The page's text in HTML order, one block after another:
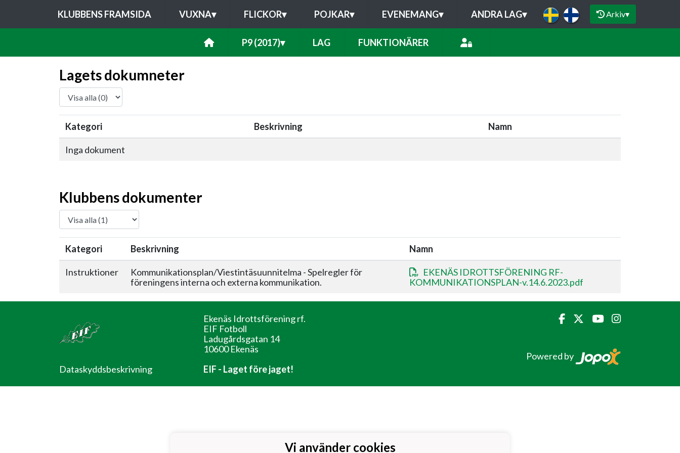
KLUBBENS FRAMSIDA VUXNA▾ FLICKOR▾ POJKAR▾ EVENEMANG▾ ANDRA LAG▾ Arkiv▾
P9 (2017)▾ LAG FUNKTIONÄRER
Lagets dokumneter
Kategori Beskrivning Namn
Inga dokument
Klubbens dokumenter
Kategori Beskrivning Namn
Instruktioner
Kommunikationsplan/Viestintäsuunnitelma - Spelregler för
föreningens interna och externa kommunikation.
EKENÄS IDROTTSFÖRENING RF-
KOMMUNIKATIONSPLAN-v.14.6.2023.pdf
Dataskyddsbeskrivning
Ekenäs Idrottsförening rf.
EIF Fotboll
Ladugårdsgatan 14
10600 Ekenäs
EIF - Laget före jaget!
Powered by
Vi använder cookies